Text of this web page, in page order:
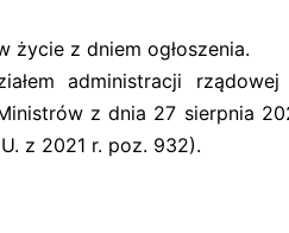
z dniem ogłoszenia.
administracji
z dnia 27 sierpnia
z 2021 r. poz. 932).